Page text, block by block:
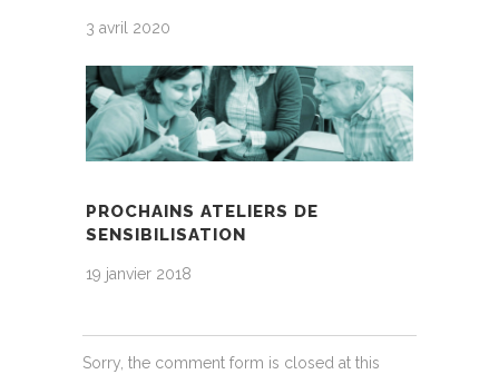
3 avril 2020
PROCHAINS ATELIERS DE
SENSIBILISATION
19 janvier 2018
Sorry, the comment form is closed at this